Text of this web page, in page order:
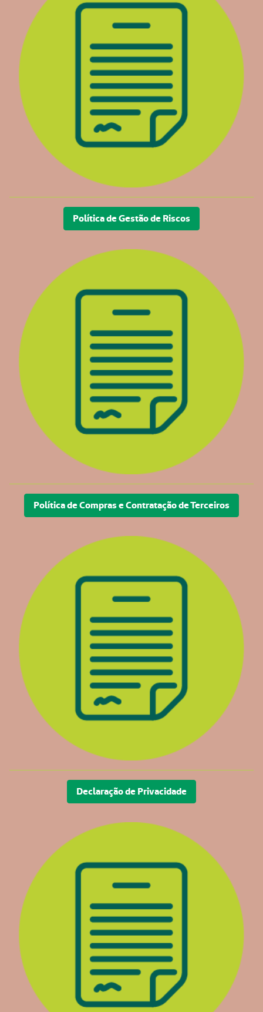
Política de Gestão de Riscos
Política de Compras e Contratação de Terceiros
Declaração de Privacidade